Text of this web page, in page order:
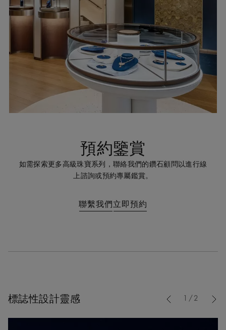
預約鑒賞
如需探索更多高級珠寶系列，聯絡我們的鑽石顧問以進行線
上諮詢或預約專屬鑑賞。
聯繫我們 立即預約
標誌性設計靈感 1/2